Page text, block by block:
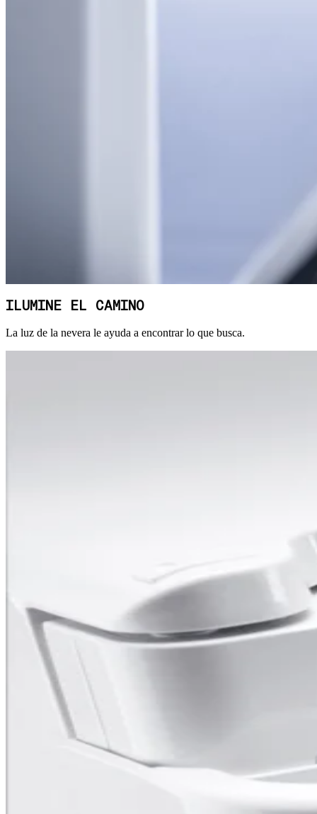
ILUMINE EL CAMINO
La luz de la nevera le ayuda a encontrar lo que busca.